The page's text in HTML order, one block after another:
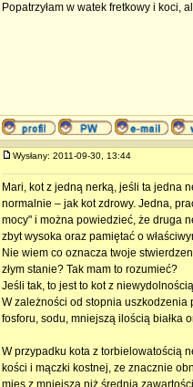
Popatrzyłam w watek fretkowy i koci,
Wysłany: 2011-09-30, 13:44
Mari, kot z jedną nerką, jeśli ta jedna
normalnie – jak kot zdrowy. Jedna,
mocy" i można powiedzieć, że druga
zbyt wysoka oraz pamiętać o
Nie wiem co oznacza twoje
złym stanie? Tak mam to rozumieć?
Jeśli tak, to jest to kot z
W zależności od stopnia
fosforu, sodu, mniejszą ilością białka
W przypadku kota z torbielowatością
kości i mączki kostnej, ze znacznie
mięs z mniejszą niż średnia